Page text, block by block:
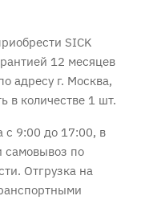
SICK
12 месяцев
адресу г. Москва,
в количестве 1 шт.
с 9:00 до 17:00, в
самовывоз по
Отгрузка на